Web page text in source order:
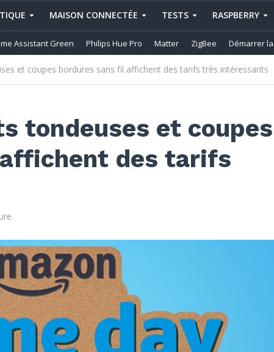
MAISON CONNECTÉE TESTS RASPBERRY
Assistant Green Philips Hue Pro Matter ZigBee Démarrer
et coupes bordures sans fil affichent des tarifs très intéressants
tondeuses et coupes
des tarifs